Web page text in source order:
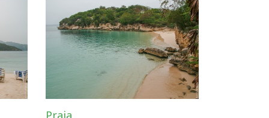
Praia